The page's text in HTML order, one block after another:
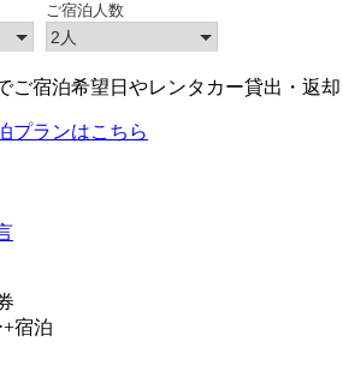
ご宿泊希望日やレンタカー貸出・返
プランはこちら
宿泊